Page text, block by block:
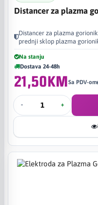
Distancer za plazma
Distancer za plazma
prednji sklop plazma
Na stanju
Dostava 24-48h
21,50KMSa PDV-om
- +